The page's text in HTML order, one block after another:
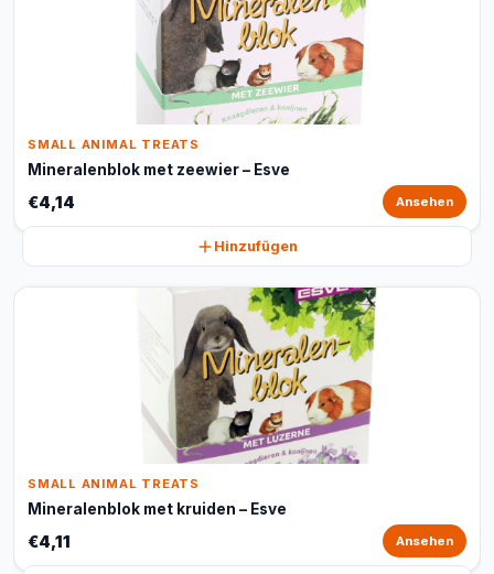
SMALL ANIMAL TREATS
Mineralenblok met zeewier – Esve
€4,14 Ansehen
Hinzufügen
SMALL ANIMAL TREATS
Mineralenblok met kruiden – Esve
€4,11 Ansehen